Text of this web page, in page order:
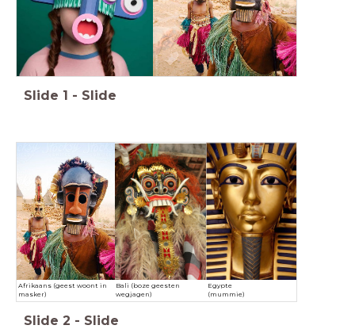
Slide 1 - Slide
Bali (boze geesten
wegjagen)
Egypte
(mummie)
Afrikaans (geest woont in
masker)
Slide 2 - Slide